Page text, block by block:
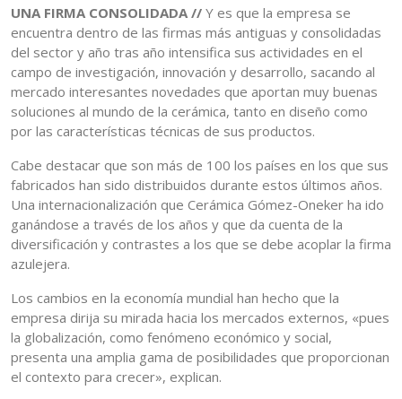
UNA FIRMA CONSOLIDADA // Y es que la empresa se
encuentra dentro de las firmas más antiguas y consolidadas
del sector y año tras año intensifica sus actividades en el
campo de investigación, innovación y desarrollo, sacando al
mercado interesantes novedades que aportan muy buenas
soluciones al mundo de la cerámica, tanto en diseño como
por las características técnicas de sus productos.
Cabe destacar que son más de 100 los países en los que sus
fabricados han sido distribuidos durante estos últimos años.
Una internacionalización que Cerámica Gómez-Oneker ha ido
ganándose a través de los años y que da cuenta de la
diversificación y contrastes a los que se debe acoplar la firma
azulejera.
Los cambios en la economía mundial han hecho que la
empresa dirija su mirada hacia los mercados externos, «pues
la globalización, como fenómeno económico y social,
presenta una amplia gama de posibilidades que proporcionan
el contexto para crecer», explican.